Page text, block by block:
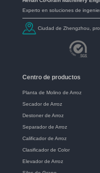
Experto en soluciones de
Ciudad de Zhengzhou,
Centro de productos
Planta de Molino de Arroz
Secador de Arroz
Destoner de Arroz
Separador de Arroz
Calificador de Arroz
Clasificador de Color
Elevador de Arroz